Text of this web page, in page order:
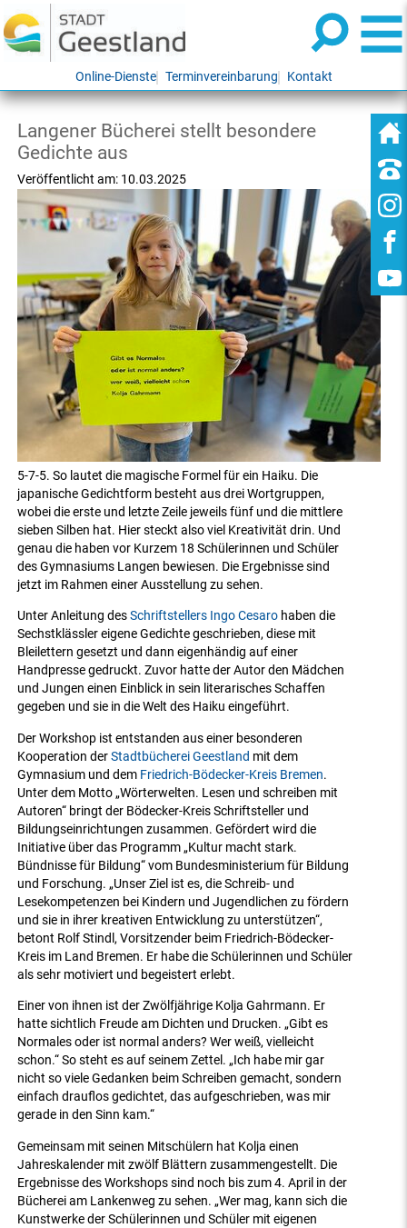
Online-Dienste Terminvereinbarung Kontakt
Langener Bücherei stellt besondere
Gedichte aus
Veröffentlicht am: 10.03.2025
5-7-5. So lautet die magische Formel für ein Haiku. Die
japanische Gedichtform besteht aus drei Wortgruppen,
wobei die erste und letzte Zeile jeweils fünf und die mittlere
sieben Silben hat. Hier steckt also viel Kreativität drin. Und
genau die haben vor Kurzem 18 Schülerinnen und Schüler
des Gymnasiums Langen bewiesen. Die Ergebnisse sind
jetzt im Rahmen einer Ausstellung zu sehen.
Unter Anleitung desSchriftstellers Ingo Cesaro haben die
Sechstklässler eigene Gedichte geschrieben, diese mit
Bleilettern gesetzt und dann eigenhändig auf einer
Handpresse gedruckt. Zuvor hatte der Autor den Mädchen
und Jungen einen Einblick in sein literarisches Schaffen
gegeben und sie in die Welt des Haiku eingeführt.
Der Workshop ist entstanden aus einer besonderen
Kooperation derStadtbücherei Geestland mit dem
Gymnasium und dem Friedrich-Bödecker-Kreis Bremen.
Unter dem Motto „Wörterwelten. Lesen und schreiben mit
Autoren“ bringt der Bödecker-Kreis Schriftsteller und
Bildungseinrichtungen zusammen. Gefördert wird die
Initiative über das Programm „Kultur macht stark.
Bündnisse für Bildung“ vom Bundesministerium für Bildung
und Forschung. „Unser Ziel ist es, die Schreib- und
Lesekompetenzen bei Kindern und Jugendlichen zu fördern
und sie in ihrer kreativen Entwicklung zu unterstützen“,
betont Rolf Stindl, Vorsitzender beim Friedrich-Bödecker-
Kreis im Land Bremen. Er habe die Schülerinnen und Schüler
als sehr motiviert und begeistert erlebt.
Einer von ihnen ist der Zwölfjährige Kolja Gahrmann. Er
hatte sichtlich Freude am Dichten und Drucken. „Gibt es
Normales oder ist normal anders? Wer weiß, vielleicht
schon.“ So steht es auf seinem Zettel. „Ich habe mir gar
nicht so viele Gedanken beim Schreiben gemacht, sondern
einfach drauflos gedichtet, das aufgeschrieben, was mir
gerade in den Sinn kam.“
Gemeinsam mit seinen Mitschülern hat Kolja einen
Jahreskalender mit zwölf Blättern zusammengestellt. Die
Ergebnisse des Workshops sind noch bis zum 4. April in der
Bücherei am Lankenweg zu sehen. „Wer mag, kann sich die
Kunstwerke der Schülerinnen und Schüler mit eigenen